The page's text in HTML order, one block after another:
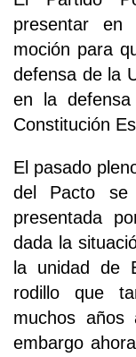
presentar
moción para
defensa de la
en la
Constitución
El pasado
del Pacto se
presentada
dada la
la unidad de
rodillo que
muchos
embargo